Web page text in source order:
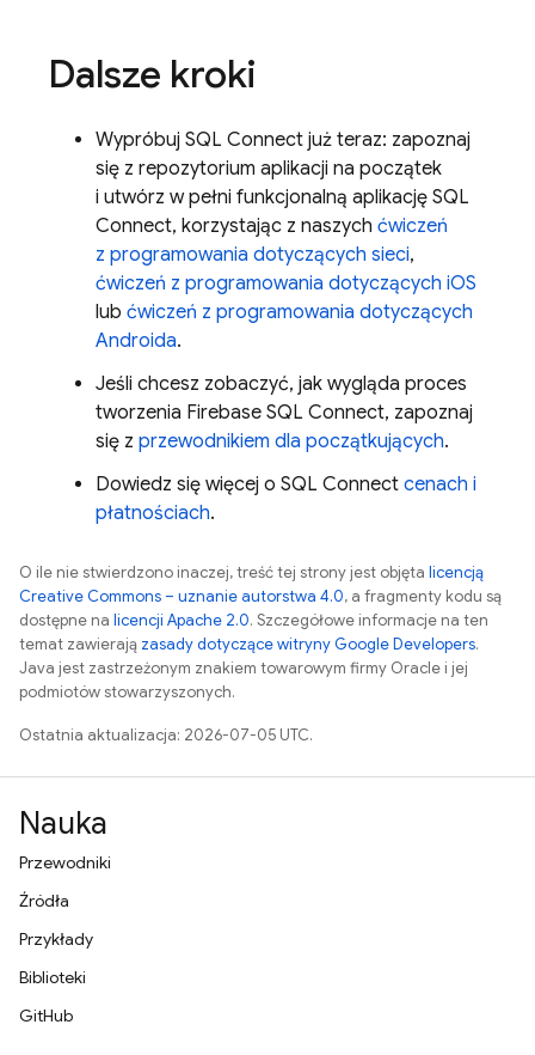
Dalsze kroki
Wypróbuj SQL Connect już teraz: zapoznaj
się z repozytorium aplikacji na początek
i utwórz w pełni funkcjonalną aplikację SQL
Connect, korzystając z naszych ćwiczeń
z programowania dotyczących sieci,
ćwiczeń z programowania dotyczących iOS
lub ćwiczeń z programowania dotyczących
Androida.
Jeśli chcesz zobaczyć, jak wygląda proces
tworzenia Firebase SQL Connect, zapoznaj
się z przewodnikiem dla początkujących.
Dowiedz się więcej o SQL Connect cenach i
płatnościach.
O ile nie stwierdzono inaczej, treść tej strony jest objęta licencją
Creative Commons – uznanie autorstwa 4.0, a fragmenty kodu są
dostępne na licencji Apache 2.0. Szczegółowe informacje na ten
temat zawierają zasady dotyczące witryny Google Developers.
Java jest zastrzeżonym znakiem towarowym firmy Oracle i jej
podmiotów stowarzyszonych.
Ostatnia aktualizacja: 2026-07-05 UTC.
Nauka
Przewodniki
Źródła
Przykłady
Biblioteki
GitHub